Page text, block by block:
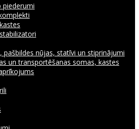
piederumi
pašbildes nūjas, statīvi un stiprinājumi
un transportēšanas somas, kastes